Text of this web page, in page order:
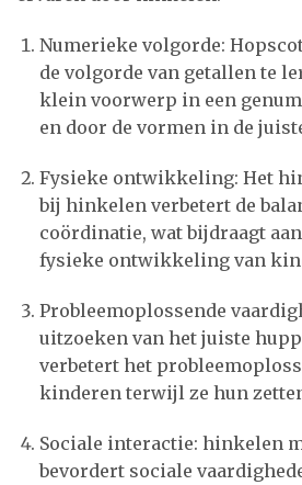
Numerieke volgorde:
de volgorde van getallen te
klein voorwerp in een
en door de vormen in de
Fysieke ontwikkeling: Het
bij hinkelen verbetert de
coördinatie, wat bijdraagt
fysieke ontwikkeling van
Probleemoplossende
uitzoeken van het juiste
verbetert het
kinderen terwijl ze hun
Sociale interactie: hinkelen
bevordert sociale